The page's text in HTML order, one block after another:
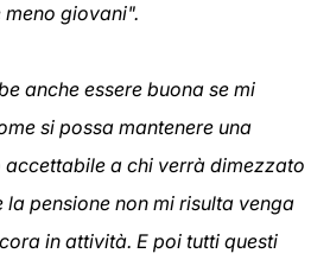
giovani".
anche essere buona se mi
si possa mantenere una
a chi verrà dimezzato
pensione non mi risulta venga
in attività. E poi tutti questi